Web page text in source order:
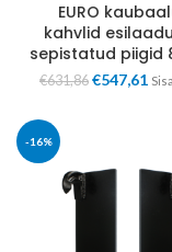
EURO
kahvlid
sepistatud piigid
€631,86 €547,61
-16%